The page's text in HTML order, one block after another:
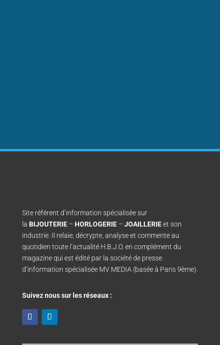
Site référent d’information spécialisée sur
la BIJOUTERIE– HORLOGERIE– JOAILLERIEet son
industrie. Il relaie, décrypte, analyse et commente au
quotidien toute l’actualité H.B.J.O. en complément du
magazine qui est édité par la société de presse
d’information spécialisée MV MEDIA (basée à Paris 9ème).
Suivez nous sur les réseaux :